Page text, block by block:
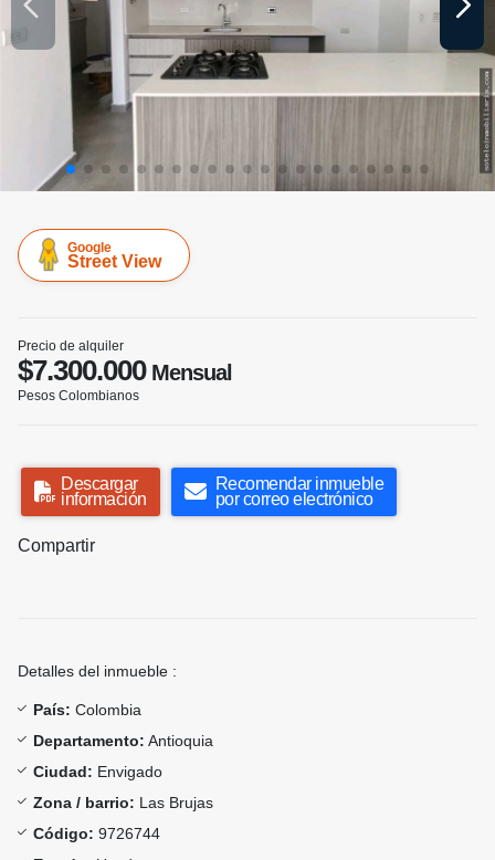
Google
Street View
Precio de alquiler
$7.300.000Mensual
Pesos Colombianos
Descargar
información
Recomendar inmueble
por correo electrónico
Compartir
Detalles del inmueble :
País: Colombia
Departamento: Antioquia
Ciudad: Envigado
Zona / barrio: Las Brujas
Código: 9726744